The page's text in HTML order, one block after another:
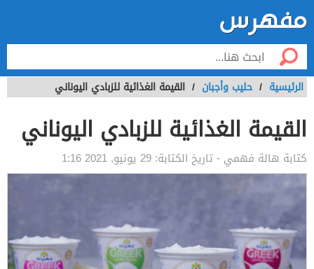
الرئيسية / حليب وأجبان / القيمة الغذائية للزبادي اليوناني
القيمة الغذائية للزبادي اليوناني
كتابة هالة فهمي - تاريخ الكتابة: 29 يونيو, 2021 1:16